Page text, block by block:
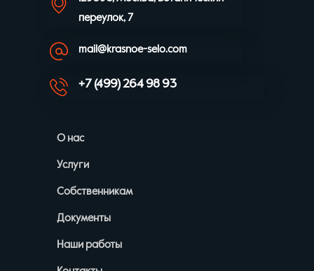
переулок, 7
mail@krasnoe-selo.com
+7 (499) 264 98 93
О нас
Услуги
Собственникам
Документы
Наши работы